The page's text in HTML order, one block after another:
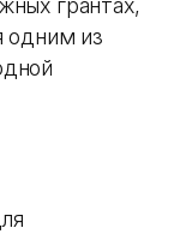
грантах,
одним из